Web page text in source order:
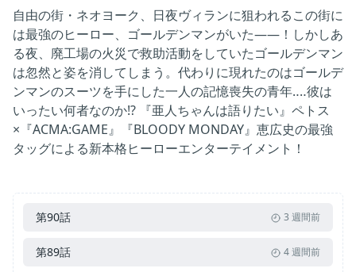
自由の街・ネオヨーク、日夜ヴィランに狙われるこの街に
は最強のヒーロー、ゴールデンマンがいた――！しかしあ
る夜、廃工場の火災で救助活動をしていたゴールデンマン
は忽然と姿を消してしまう。代わりに現れたのはゴールデ
ンマンのスーツを手にした一人の記憶喪失の青年‥‥彼は
いったい何者なのか⁉ 『亜人ちゃんは語りたい』ペトス
×『ACMA:GAME』『BLOODY MONDAY』恵広史の最強
タッグによる新本格ヒーローエンターテイメント！
第90話 3 週間前
第89話 4 週間前